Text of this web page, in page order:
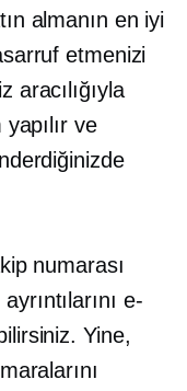
almanın en iyi
etmenizi
aracılığıyla
ve
numarası
e-
Yine,